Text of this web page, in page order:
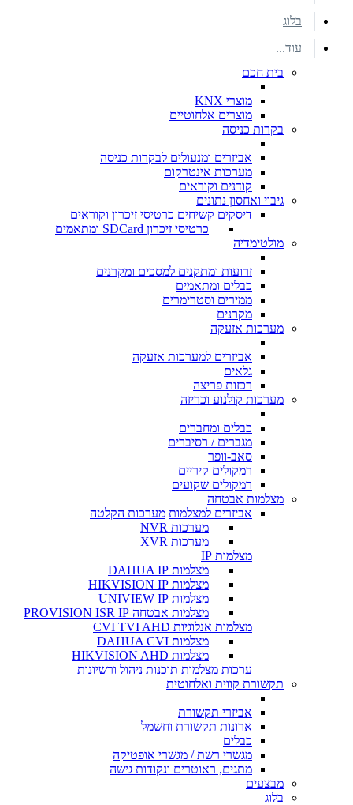
בלוג
עוד...
בית חכם
מוצרי KNX
מוצרים אלחוטיים
בקרות כניסה
אביזרים ומנעולים לבקרות כניסה
מערכות אינטרקום
קודנים וקוראים
גיבוי ואחסון נתונים
דיסקים קשיחים כרטיסי זיכרון וקוראים
כרטיסי זיכרון SDCard ומתאמים
מולטימדיה
זרועות ומתקנים למסכים ומקרנים
כבלים ומתאמים
ממירים וסטרימרים
מקרנים
מערכות אזעקה
אביזרים למערכות אזעקה
גלאים
רכזות פריצה
מערכות קולנוע וכריזה
כבלים ומחברים
מגברים / רסיברים
סאב-וופר
רמקולים קיריים
רמקולים שקועים
מצלמות אבטחה
אביזרים למצלמות מערכות הקלטה
מערכות NVR
מערכות XVR
מצלמות IP
מצלמות DAHUA IP
מצלמות HIKVISION IP
מצלמות UNIVIEW IP
מצלמות אבטחה PROVISION ISR IP
מצלמות אנלוגיות CVI TVI AHD
מצלמות DAHUA CVI
מצלמות HIKVISION AHD
ערכות מצלמות תוכנות ניהול ורשיונות
תקשורת קווית ואלחוטית
אביזרי תקשורת
ארונות תקשורת וחשמל
כבלים
מגשרי רשת / מגשרי אופטיקה
מתגים, ראוטרים ונקודות גישה
מבצעים
בלוג